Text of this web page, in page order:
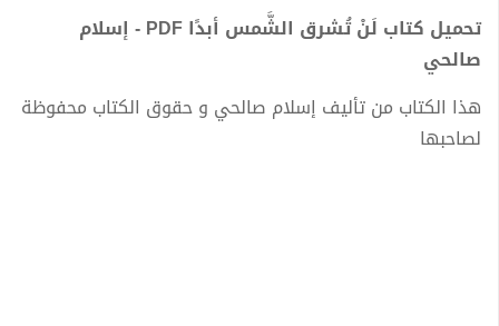
تحميل كتاب لَنْ تُشرق الشَّمس أبدًا PDF - إسلام
صالحي
هذا الكتاب من تأليف إسلام صالحي و حقوق الكتاب محفوظة
لصاحبها